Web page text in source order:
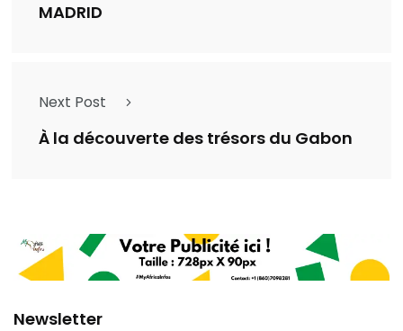
MADRID
Next Post
À la découverte des trésors du Gabon
Newsletter